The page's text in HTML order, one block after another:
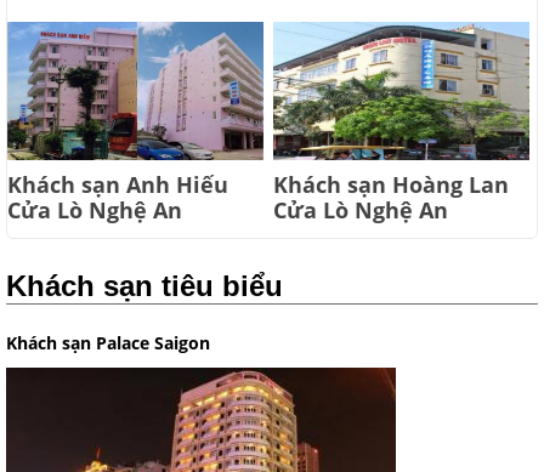
Khách sạn Anh Hiếu
Cửa Lò Nghệ An
Khách sạn Hoàng Lan
Cửa Lò Nghệ An
Khách sạn tiêu biểu
Khách sạn Palace Saigon